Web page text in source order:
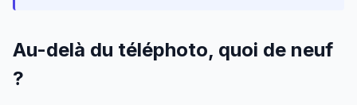
Au-delà du téléphoto, quoi de neuf
?